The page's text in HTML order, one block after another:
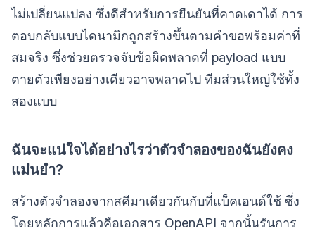
ไม่เปลี่ยนแปลง ซึ่งดีสำหรับการยืนยันที่คาดเดาได้ การ
ตอบกลับแบบไดนามิกถูกสร้างขึ้นตามคำขอพร้อมค่าที่
สมจริง ซึ่งช่วยตรวจจับข้อผิดพลาดที่ payload แบบ
ตายตัวเพียงอย่างเดียวอาจพลาดไป ทีมส่วนใหญ่ใช้ทั้ง
สองแบบ
ฉันจะแน่ใจได้อย่างไรว่าตัวจำลองของฉันยังคง
แม่นยำ?
สร้างตัวจำลองจากสคีมาเดียวกันกับที่แบ็คเอนด์ใช้ ซึ่ง
โดยหลักการแล้วคือเอกสาร OpenAPI จากนั้นรันการ